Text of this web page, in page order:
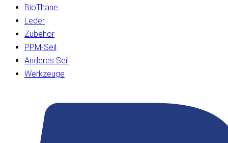
BioThane
Leder
Zubehör
PPM-Seil
Anderes Seil
Werkzeuge